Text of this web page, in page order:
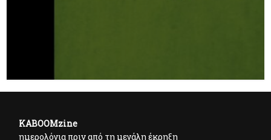
KABOOMzine
ημερολόγια πριν από τη μεγάλη έκρηξη